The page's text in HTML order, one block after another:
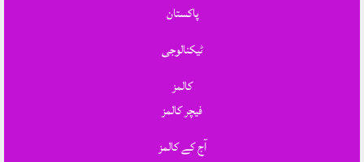
پاکستان
ٹیکنالوجی
کالمز
فیچر کالمز
آج کے کالمز